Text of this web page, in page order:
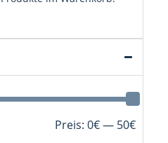
Min.
Max.
Preis: 0€— 50€